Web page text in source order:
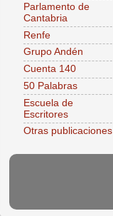
Parlamento de
Cantabria
Renfe
Grupo Andén
Cuenta 140
50 Palabras
Escuela de
Escritores
Otras publicaciones